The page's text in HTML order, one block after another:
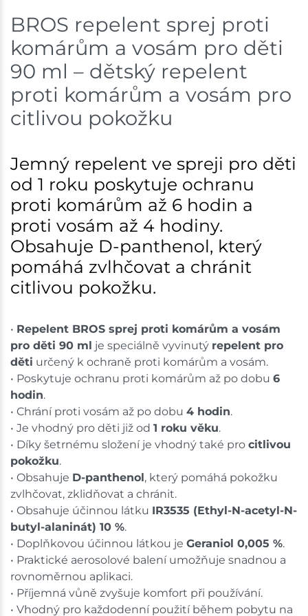
BROS repelent sprej proti
komárům a vosám pro děti
90 ml – dětský repelent
proti komárům a vosám pro
citlivou pokožku
Jemný repelent ve spreji pro děti
od 1 roku poskytuje ochranu
proti komárům až 6 hodin a
proti vosám až 4 hodiny.
Obsahuje D-panthenol, který
pomáhá zvlhčovat a chránit
citlivou pokožku.
• Repelent BROS sprej proti komárům a vosám
pro děti 90 ml je speciálně vyvinutý repelent pro
děti určený k ochraně proti komárům a vosám.
• Poskytuje ochranu proti komárům až po dobu 6
hodin.
• Chrání proti vosám až po dobu 4 hodin.
• Je vhodný pro děti již od 1 roku věku.
• Díky šetrnému složení je vhodný také pro citlivou
pokožku.
• Obsahuje D-panthenol, který pomáhá pokožku
zvlhčovat, zklidňovat a chránit.
• Obsahuje účinnou látku IR3535 (Ethyl-N-acetyl-N-
butyl-alaninát) 10 %.
• Doplňkovou účinnou látkou je Geraniol 0,005 %.
• Praktické aerosolové balení umožňuje snadnou a
rovnoměrnou aplikaci.
• Příjemná vůně zvyšuje komfort při používání.
• Vhodný pro každodenní použití během pobytu na